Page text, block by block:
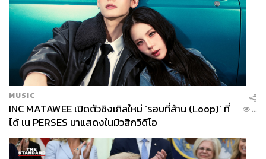
MUSIC
INC MATAWEE เปิดตัวซิงเกิลใหม่ ‘รอบที่ล้าน (Loop)’ ที่
ได้ เน PERSES มาแสดงในมิวสิกวิดีโอ
...